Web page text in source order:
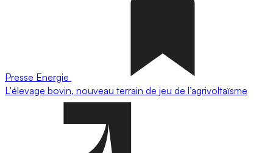
Presse Energie
L'élevage bovin, nouveau terrain de jeu de l’agrivoltaïsme